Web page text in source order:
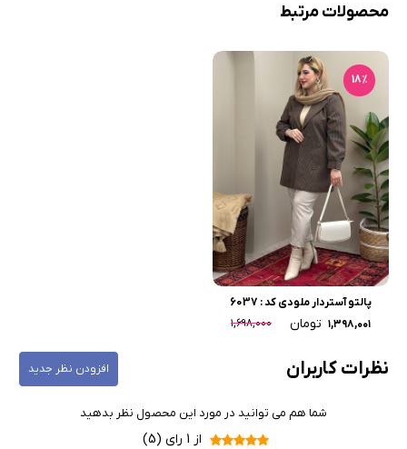
محصولات مرتبط
18٪
پالتو آستردار ملودی کد : 6037
۱,۳۹۸,۰۰۱ تومان ۱,۶۹۸,۰۰۰
نظرات کاربران افزودن نظر جدید
شما هم می توانید در مورد این محصول نظر بدهید
از 1 رای (5)